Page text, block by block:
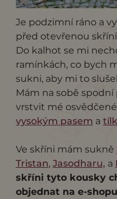
Je podzimní ráno a
před otevřenou
Do kalhot se mi
ramínkách, co bych
sukni, aby mi to
Mám na sobě
vrstvit mé
vysokým pasem a
Ve skříni mám sukně
Tristan, Jasodharu, a
skříni tyto kousky
objednat na e-